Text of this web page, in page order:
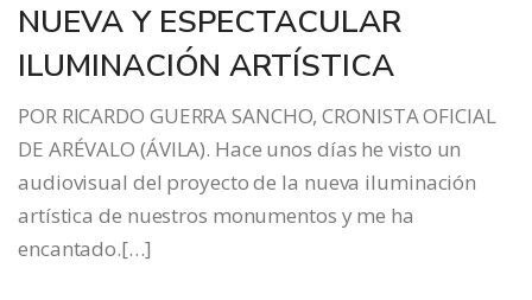
NUEVA Y ESPECTACULAR
ILUMINACIÓN ARTÍSTICA
POR RICARDO GUERRA SANCHO, CRONISTA OFICIAL
DE ARÉVALO (ÁVILA). Hace unos días he visto un
audiovisual del proyecto de la nueva iluminación
artística de nuestros monumentos y me ha
encantado.[…]